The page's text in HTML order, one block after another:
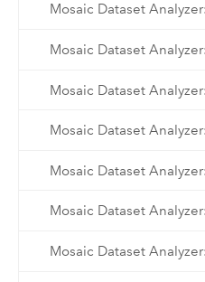
Mosaic Dataset
Mosaic Dataset
Mosaic Dataset
Mosaic Dataset
Mosaic Dataset
Mosaic Dataset
Mosaic Dataset